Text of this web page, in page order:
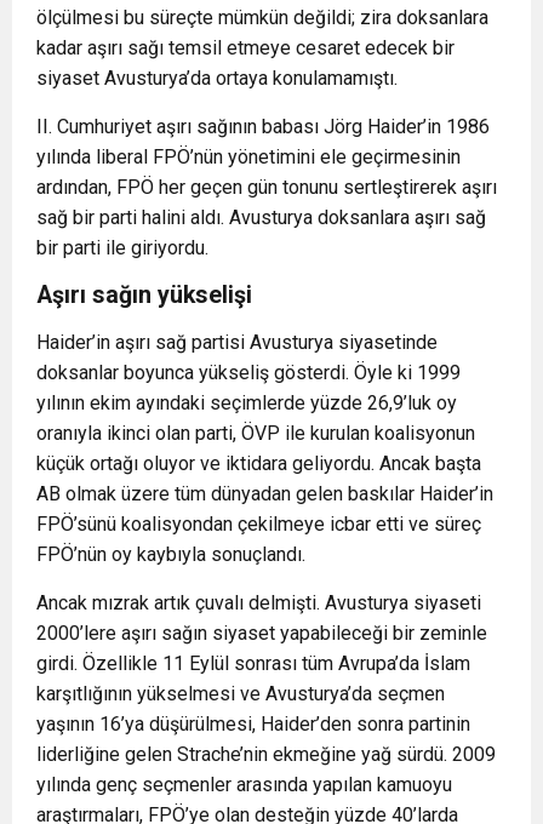
ölçülmesi bu süreçte mümkün değildi; zira doksanlara
kadar aşırı sağı temsil etmeye cesaret edecek bir
siyaset Avusturya’da ortaya konulamamıştı.
II. Cumhuriyet aşırı sağının babası Jörg Haider’in 1986
yılında liberal FPÖ’nün yönetimini ele geçirmesinin
ardından, FPÖ her geçen gün tonunu sertleştirerek aşırı
sağ bir parti halini aldı. Avusturya doksanlara aşırı sağ
bir parti ile giriyordu.
Aşırı sağın yükselişi
Haider’in aşırı sağ partisi Avusturya siyasetinde
doksanlar boyunca yükseliş gösterdi. Öyle ki 1999
yılının ekim ayındaki seçimlerde yüzde 26,9’luk oy
oranıyla ikinci olan parti, ÖVP ile kurulan koalisyonun
küçük ortağı oluyor ve iktidara geliyordu. Ancak başta
AB olmak üzere tüm dünyadan gelen baskılar Haider’in
FPÖ’sünü koalisyondan çekilmeye icbar etti ve süreç
FPÖ’nün oy kaybıyla sonuçlandı.
Ancak mızrak artık çuvalı delmişti. Avusturya siyaseti
2000’lere aşırı sağın siyaset yapabileceği bir zeminle
girdi. Özellikle 11 Eylül sonrası tüm Avrupa’da İslam
karşıtlığının yükselmesi ve Avusturya’da seçmen
yaşının 16’ya düşürülmesi, Haider’den sonra partinin
liderliğine gelen Strache’nin ekmeğine yağ sürdü. 2009
yılında genç seçmenler arasında yapılan kamuoyu
araştırmaları, FPÖ’ye olan desteğin yüzde 40’larda